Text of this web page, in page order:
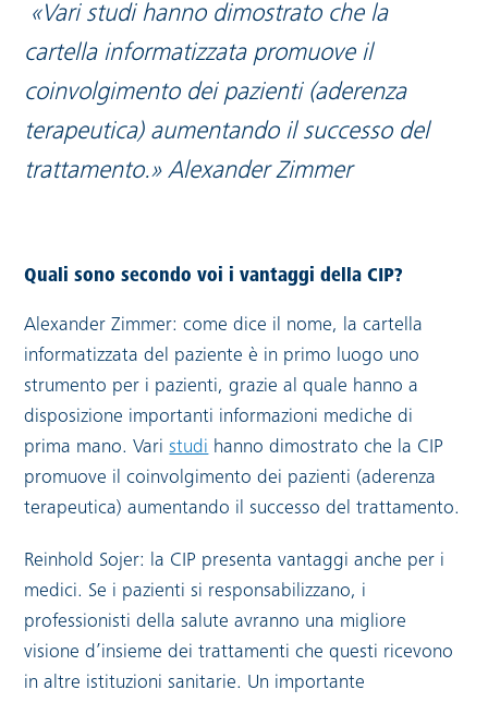
«Vari studi hanno dimostrato che la
cartella informatizzata promuove il
coinvolgimento dei pazienti (aderenza
terapeutica) aumentando il successo del
trattamento.» Alexander Zimmer
Quali sono secondo voi i vantaggi della CIP?
Alexander Zimmer: come dice il nome, la cartella
informatizzata del paziente è in primo luogo uno
strumento per i pazienti, grazie al quale hanno a
disposizione importanti informazioni mediche di
prima mano. VariLink esterno:
studi hanno dimostrato che la CIP
promuove il coinvolgimento dei pazienti (aderenza
terapeutica) aumentando il successo del trattamento.
Reinhold Sojer: la CIP presenta vantaggi anche per i
medici. Se i pazienti si responsabilizzano, i
professionisti della salute avranno una migliore
visione d’insieme dei trattamenti che questi ricevono
in altre istituzioni sanitarie. Un importante